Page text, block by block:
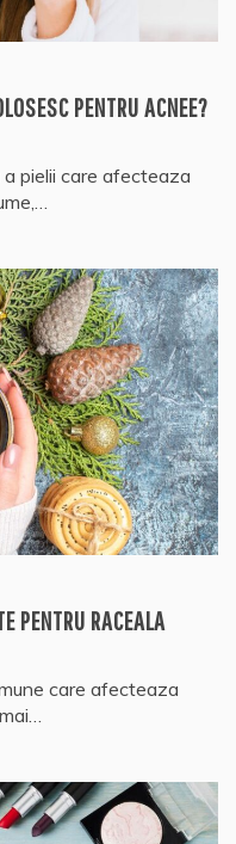
PENTRU ACNEE?
pielii care afecteaza
PENTRU RACEALA
care afecteaza